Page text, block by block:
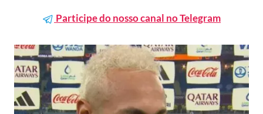
Participe do nosso canal no Telegram